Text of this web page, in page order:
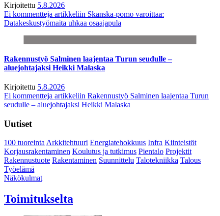
Kirjoitettu 5.8.2026
Ei kommentteja artikkeliin Skanska-pomo varoittaa:
Datakeskustyömaita uhkaa osaajapula
Rakennustyö Salminen laajentaa Turun seudulle –
aluejohtajaksi Heikki Malaska
Kirjoitettu 5.8.2026
Ei kommentteja artikkeliin Rakennustyö Salminen laajentaa Turun
seudulle – aluejohtajaksi Heikki Malaska
Uutiset
100 tuoreintaArkkitehtuuri Energiatehokkuus Infra Kiinteistöt
Korjausrakentaminen Koulutus ja tutkimus Pientalo Projektit
Rakennustuote Rakentaminen Suunnittelu Talotekniikka Talous
Työelämä
Näkökulmat
Toimitukselta